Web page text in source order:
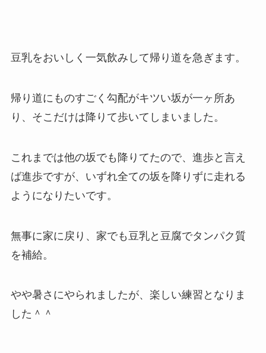
豆乳をおいしく一気飲みして帰り道を急ぎます。
帰り道にものすごく勾配がキツい坂が一ヶ所あ
り、そこだけは降りて歩いてしまいました。
これまでは他の坂でも降りてたので、進歩と言え
ば進歩ですが、いずれ全ての坂を降りずに走れる
ようになりたいです。
無事に家に戻り、家でも豆乳と豆腐でタンパク質
を補給。
やや暑さにやられましたが、楽しい練習となりま
した＾＾